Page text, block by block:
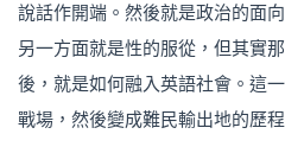
說話作開端。然後就是政治的面
另一方面就是性的服從，但其實
後，就是如何融入英語社會。這
戰場，然後變成難民輸出地的歷程